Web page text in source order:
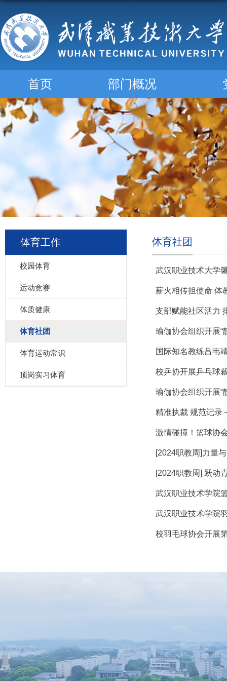
首页 部门概况
体育工作
校园体育
运动竞赛
体质健康
体育社团
体育运动常识
顶岗实习体育
体育社团
武汉职业技术大学
薪火相传担使命 体
支部赋能社区活力
瑜伽协会组织开展“
国际知名教练吕韦
校乒协开展乒乓球
瑜伽协会组织开展“
精准执裁 规范记
激情碰撞！篮球协
[2024职教周]力量
[2024职教周] 跃动
武汉职业技术学院
武汉职业技术学院
校羽毛球协会开展